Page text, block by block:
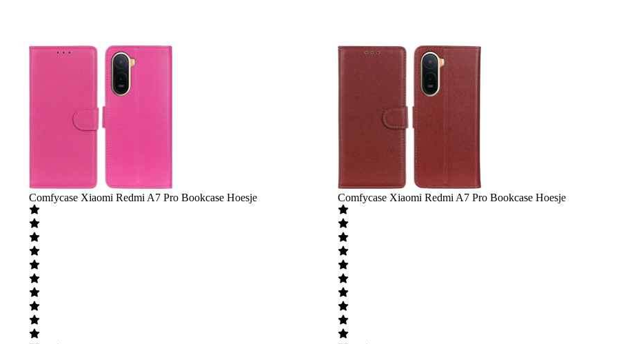
Comfycase Xiaomi Redmi A7 Pro Bookcase Hoesje Comfycase Xiaomi Redmi A7 Pro Bookcase Hoesje